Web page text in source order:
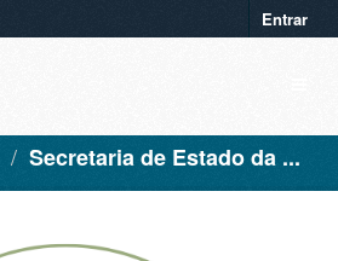
Entrar
Secretaria de Estado da ...